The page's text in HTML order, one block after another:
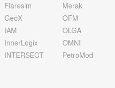
Flaresim
GeoX
IAM
InnerLogix
INTERSECT
Merak
OFM
OLGA
OMNI
PetroMod